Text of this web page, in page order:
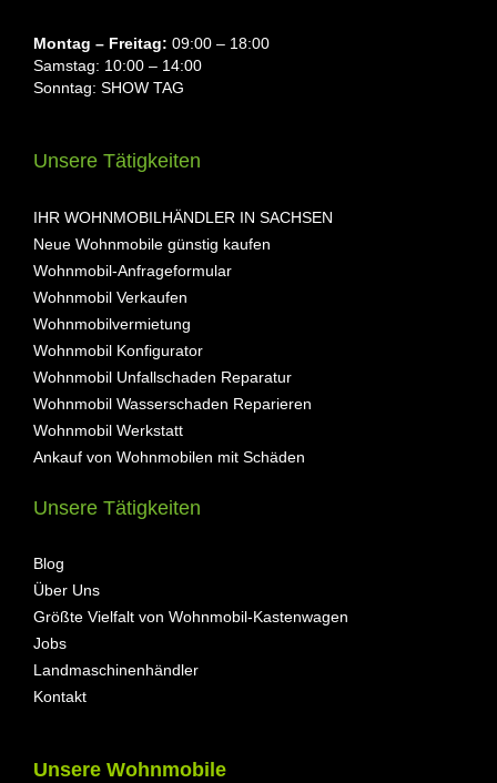
Montag ⁠– Freitag: 09:00 – 18:00
Samstag: 10:00 – 14:00
Sonntag: SHOW TAG
Unsere Tätigkeiten
IHR WOHNMOBILHÄNDLER IN SACHSEN
Neue Wohnmobile günstig kaufen
Wohnmobil-Anfrageformular
Wohnmobil Verkaufen
Wohnmobilvermietung
Wohnmobil Konfigurator
Wohnmobil Unfallschaden Reparatur
Wohnmobil Wasserschaden Reparieren
Wohnmobil Werkstatt
Ankauf von Wohnmobilen mit Schäden
Unsere Tätigkeiten
Blog
Über Uns
Größte Vielfalt von Wohnmobil-Kastenwagen
Jobs
Landmaschinenhändler
Kontakt
Unsere Wohnmobile